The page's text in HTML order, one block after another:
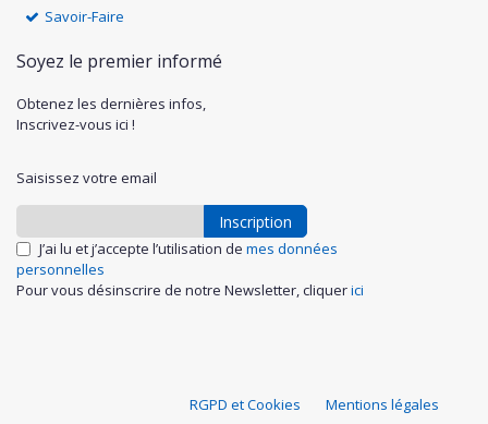
Savoir-Faire
Soyez le premier informé
Obtenez les dernières infos,
Inscrivez-vous ici !
Saisissez votre email
Inscription
J’ai lu et j’accepte l’utilisation de mes données
personnelles
Pour vous désinscrire de notre Newsletter, cliquerici
RGPD et Cookies Mentions légales